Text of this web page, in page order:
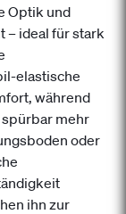
Optik und
– ideal für stark
elastische
während
mehr
oder
ihn zur